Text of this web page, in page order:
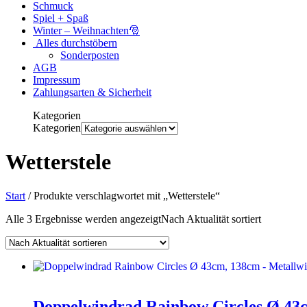
Schmuck
Spiel + Spaß
Winter – Weihnachten🎅
Alles durchstöbern
Sonderposten
AGB
Impressum
Zahlungsarten & Sicherheit
Kategorien
Kategorien
Wetterstele
Start / Produkte verschlagwortet mit „Wetterstele“
Alle 3 Ergebnisse werden angezeigtNach Aktualität sortiert